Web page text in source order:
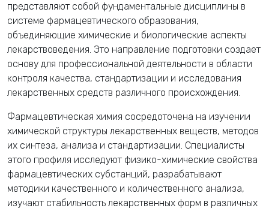
представляют собой фундаментальные дисциплины в
системе фармацевтического образования,
объединяющие химические и биологические аспекты
лекарствоведения. Это направление подготовки создает
основу для профессиональной деятельности в области
контроля качества, стандартизации и исследования
лекарственных средств различного происхождения.
Фармацевтическая химия сосредоточена на изучении
химической структуры лекарственных веществ, методов
их синтеза, анализа и стандартизации. Специалисты
этого профиля исследуют физико-химические свойства
фармацевтических субстанций, разрабатывают
методики качественного и количественного анализа,
изучают стабильность лекарственных форм в различных